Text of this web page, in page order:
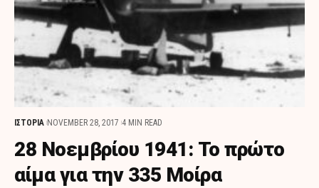
ΙΣΤΟΡΙΑ NOVEMBER 28, 2017 4 MIN READ
28 Νοεμβρίου 1941: To πρώτο
αίμα για την 335 Μοίρα